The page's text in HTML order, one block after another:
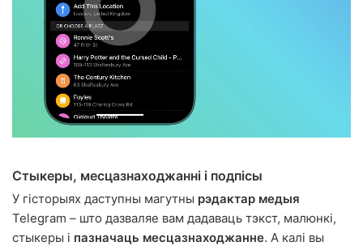
Стыкеры, месцазнаходжанні і подпісы
У гісторыях даступны магутны рэдактар медыя
Telegram – што дазваляе вам дадаваць тэкст, малюнкі,
стыкеры і пазначаць месцазнаходжанне. А калі вы